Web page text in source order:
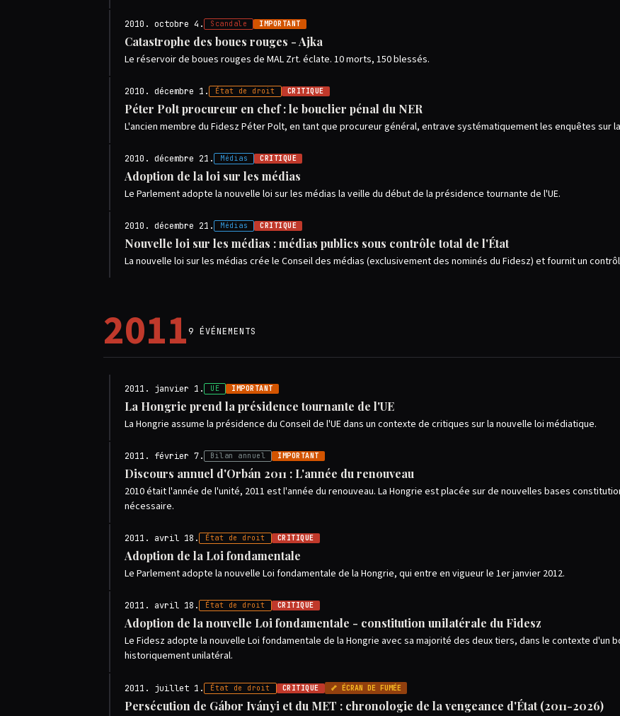
2010. octobre 4. Scandale IMPORTANT
Catastrophe des boues rouges - Ajka
Le réservoir de boues rouges de MAL Zrt. éclate. 10 morts, 150 blessés.
2010. décembre 1. État de droit CRITIQUE
Péter Polt procureur en chef : le bouclier pénal du NER
L'ancien membre du Fidesz Péter Polt, en tant que procureur général, entrave systématiquement les enquêtes sur
2010. décembre 21. Médias CRITIQUE
Adoption de la loi sur les médias
Le Parlement adopte la nouvelle loi sur les médias la veille du début de la présidence tournante de l'UE.
2010. décembre 21. Médias CRITIQUE
Nouvelle loi sur les médias : médias publics sous contrôle total de l'État
La nouvelle loi sur les médias crée le Conseil des médias (exclusivement des nominés du Fidesz) et fournit un
2011 9 ÉVÉNEMENTS
2011. janvier 1. UE IMPORTANT
La Hongrie prend la présidence tournante de l'UE
La Hongrie assume la présidence du Conseil de l'UE dans un contexte de critiques sur la nouvelle loi médiatique.
2011. février 7. Bilan annuel IMPORTANT
Discours annuel d'Orbán 2011 : L'année du renouveau
2010 était l'année de l'unité, 2011 est l'année du renouveau. La Hongrie est placée sur de nouvelles bases
nécessaire.
2011. avril 18. État de droit CRITIQUE
Adoption de la Loi fondamentale
Le Parlement adopte la nouvelle Loi fondamentale de la Hongrie, qui entre en vigueur le 1er janvier 2012.
2011. avril 18. État de droit CRITIQUE
Adoption de la nouvelle Loi fondamentale - constitution unilatérale du Fidesz
Le Fidesz adopte la nouvelle Loi fondamentale de la Hongrie avec sa majorité des deux tiers, dans le contexte
historiquement unilatéral.
2011. juillet 1. État de droit CRITIQUE 🦴 ÉCRAN DE FUMÉE
Persécution de Gábor Iványi et du MET : chronologie de la vengeance d'État (2011-2026)